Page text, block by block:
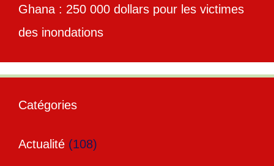
Ghana : 250 000 dollars pour les victimes
des inondations
Catégories
Actualité (108)